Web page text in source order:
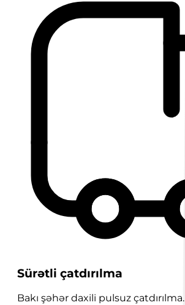
Sürətli çatdırılma
Bakı şəhər daxili pulsuz çatdırılma.